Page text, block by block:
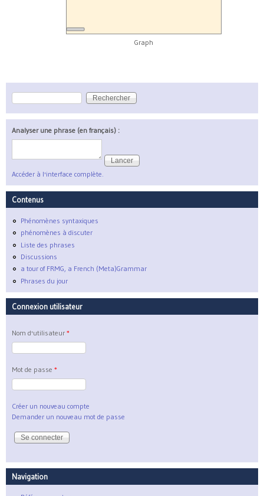
Graph
Formulaire de recherche
Rechercher
Analyser une phrase (en français) :
Accéder à l'interface complète.
Contenus
Phénomènes syntaxiques
phénomènes à discuter
Liste des phrases
Discussions
a tour of FRMG, a French (Meta)Grammar
Phrases du jour
Connexion utilisateur
Nom d'utilisateur *
Mot de passe *
Créer un nouveau compte
Demander un nouveau mot de passe
Navigation